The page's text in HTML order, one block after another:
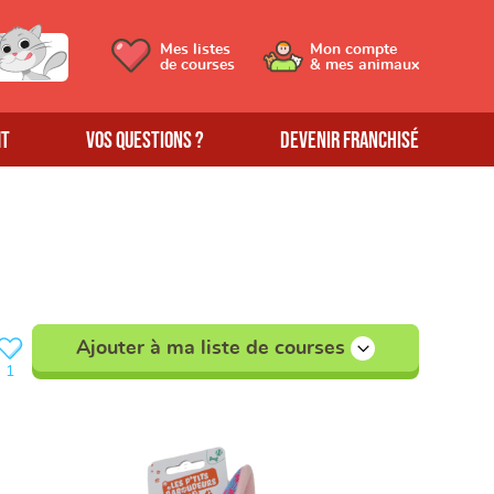
Vos questions ? Devenir franchisé
Mes listes
de courses
Mon compte
& mes animaux
1
Ajouter à ma liste de courses